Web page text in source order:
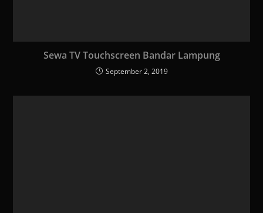
Sewa TV Touchscreen Bandar Lampung
September 2, 2019